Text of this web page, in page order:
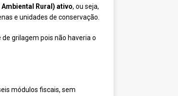
Rural) ativo, ou seja,
e unidades de conservação.
grilagem pois não haveria o
módulos fiscais, sem